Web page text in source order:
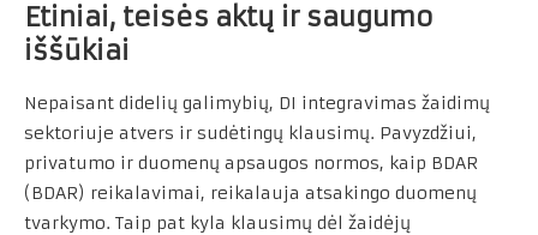
Etiniai, teisės aktų ir saugumo
iššūkiai
Nepaisant didelių galimybių, DI integravimas žaidimų
sektoriuje atvers ir sudėtingų klausimų. Pavyzdžiui,
privatumo ir duomenų apsaugos normos, kaip BDAR
(BDAR) reikalavimai, reikalauja atsakingo duomenų
tvarkymo. Taip pat kyla klausimų dėl žaidėjų